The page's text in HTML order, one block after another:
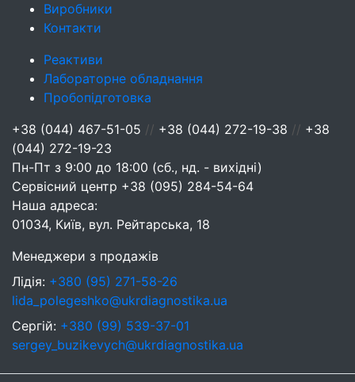
Виробники
Контакти
Реактиви
Лабораторне обладнання
Пробопідготовка
+38 (044) 467-51-05 // +38 (044) 272-19-38 // +38
(044) 272-19-23
Пн-Пт з 9:00 до 18:00 (сб., нд. - вихідні)
Сервісний центр +38 (095) 284-54-64
Наша адреса:
01034, Київ, вул. Рейтарська, 18
Менеджери з продажів
Лідія: +380 (95) 271-58-26
lida_polegeshko@ukrdiagnostika.ua
Сергій: +380 (99) 539-37-01
sergey_buzikevych@ukrdiagnostika.ua